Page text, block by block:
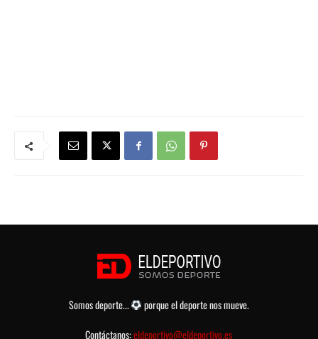
Somos deporte...
porque el deporte nos mueve.
Contáctanos:eldeportivo@eldeportivo.es